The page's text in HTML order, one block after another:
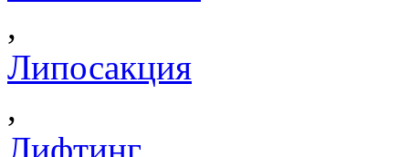
,
Липосакция
,
Лифтинг